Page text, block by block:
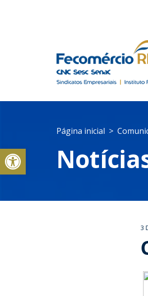
Abrir a barra de ferramentas
Página inicial
3